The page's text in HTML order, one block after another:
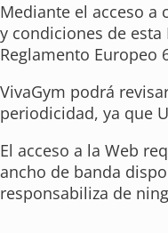
Mediante el acceso a
y condiciones de
Reglamento Europeo
VivaGym podrá
periodicidad, ya que
El acceso a la Web
ancho de banda
responsabiliza de